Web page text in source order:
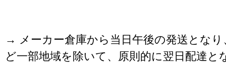
→ メーカー倉庫から当日午後の発送となり
ど一部地域を除いて、原則的に翌日配達と